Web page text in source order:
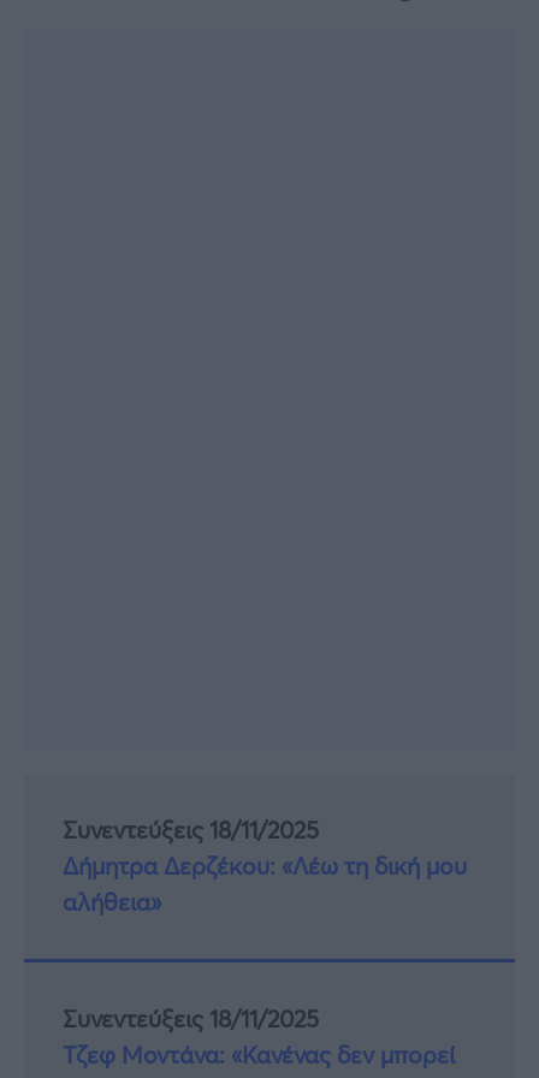
Συνεντεύξεις 18/11/2025
Δήμητρα Δερζέκου: «Λέω τη δική μου
αλήθεια»
Συνεντεύξεις 18/11/2025
Τζεφ Μοντάνα: «Κανένας δεν μπορεί